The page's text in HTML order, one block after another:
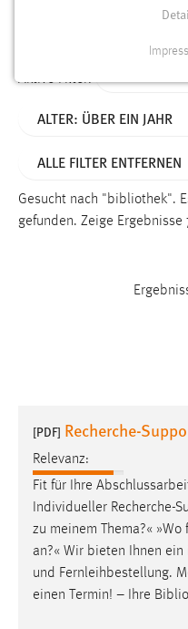
Aktive Filter:
ALTER: ÜBER EIN JAHR
ALLE FILTER ENTFERNEN
Gesucht nach "bibliothek".
gefunden. Zeige Ergebnisse
[PDF] Recherche-
Relevanz:
Fit für Ihre
Individueller Recherche-
zu meinem Thema?«
an?« Wir bieten Ihnen
und Fernleihbestellung.
einen Termin! – Ihre
Funktionen und sind
Name:
Dieser Cookie
Performance
Name:
staticfilecache
Zweck:
Für performante
gespeichert, ob man
Sprachpräferenz